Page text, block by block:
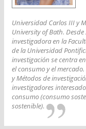
Universidad Carlos III y
University of Bath.
investigadora en la
de la Universidad
investigación se centra
el consumo y el
y Métodos de
investigadores
consumo (consumo
sostenible).